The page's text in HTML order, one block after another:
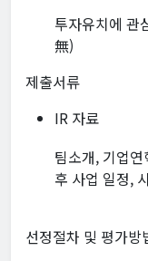
투자유치에 관
無)
제출서류
IR 자료
팀소개, 기업
후 사업 일정,
선정절차 및 평가방